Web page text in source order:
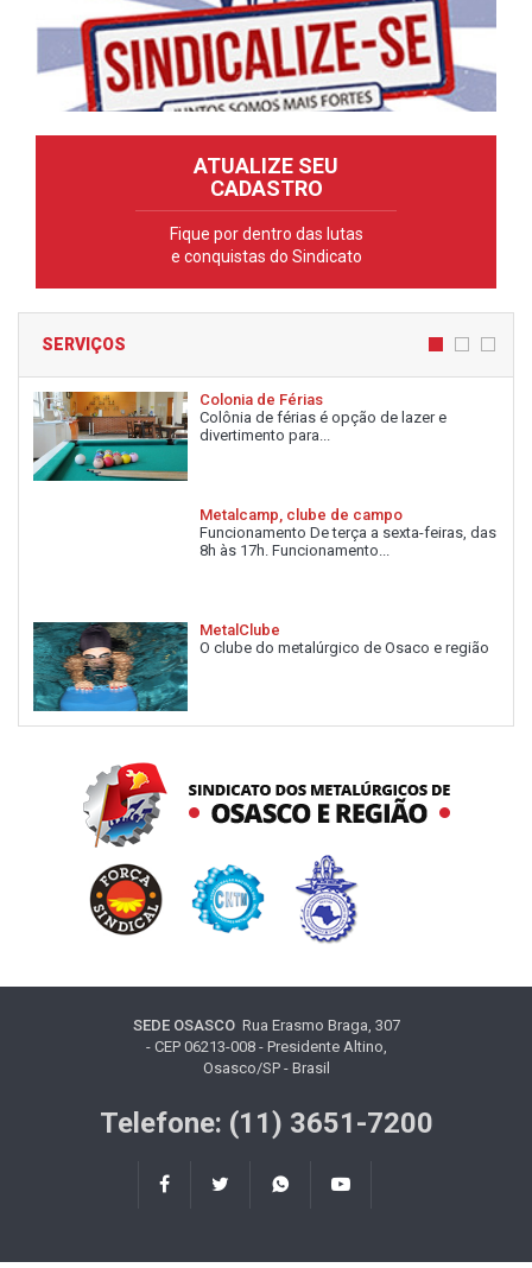
ATUALIZE SEU
CADASTRO
Fique por dentro das lutas
e conquistas do Sindicato
SERVIÇOS
Colonia de Férias
Colônia de férias é opção de lazer e
divertimento para...
Metalcamp, clube de campo
Funcionamento De terça a sexta-feiras, das
8h às 17h. Funcionamento...
MetalClube
O clube do metalúrgico de Osaco e região
SEDE OSASCORua Erasmo Braga, 307
- CEP 06213-008 - Presidente Altino,
Osasco/SP - Brasil
Telefone: (11) 3651-7200